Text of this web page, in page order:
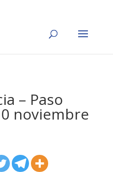
– Paso
noviembre